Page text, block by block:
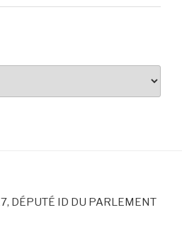
DÉPUTÉ ID DU PARLEMENT